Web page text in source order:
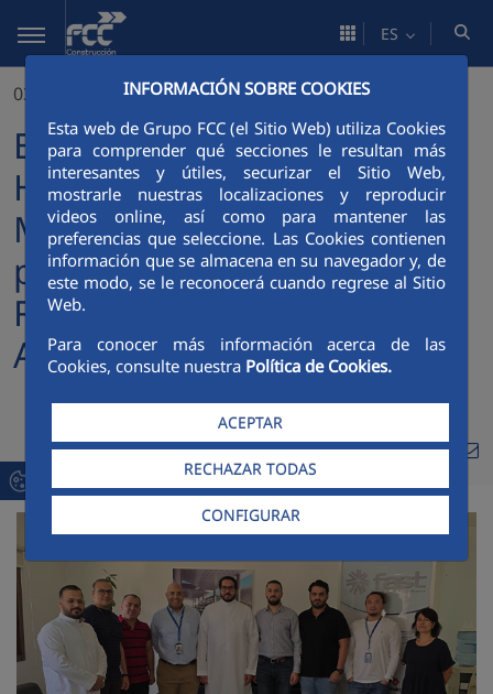
Saltar al contenido principal
INFORMACIÓN SOBRE COOKIES
Esta web de Grupo FCC (el Sitio Web) utiliza Cookies
para comprender qué secciones le resultan más
interesantes y útiles, securizar el Sitio Web,
mostrarle nuestras localizaciones y reproducir
videos online, así como para mantener las
preferencias que seleccione. Las Cookies contienen
información que se almacena en su navegador y, de
este modo, se le reconocerá cuando regrese al Sitio
Web.
Para conocer más información acerca de las
Cookies, consulte nuestra Política de Cookies.
ACEPTAR
RECHAZAR TODAS
CONFIGURAR
ES
03/09/2024
El equipo de Recursos
Humanos del proyecto del
Metro de Riad reconocido
por el Ministerio de
Recursos Humanos de
Arabia Saudí
Compartir en
Compartir en
Compartir en
RSS